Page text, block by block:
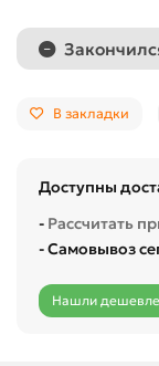
В закладки
Доступны
- Рассчитать
- Самовывоз
Нашли